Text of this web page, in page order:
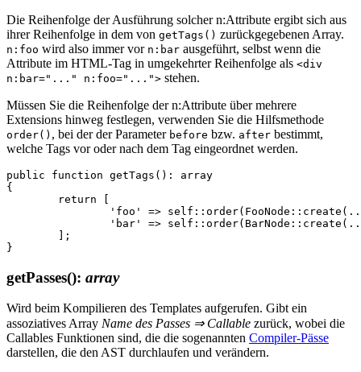
Die Reihenfolge der Ausführung solcher n:Attribute ergibt sich aus
ihrer Reihenfolge in dem von getTags() zurückgegebenen Array.
n:foo wird also immer vor n:bar ausgeführt, selbst wenn die
Attribute im HTML-Tag in umgekehrter Reihenfolge als <div
n:bar="..." n:foo="..."> stehen.
Müssen Sie die Reihenfolge der n:Attribute über mehrere
Extensions hinweg festlegen, verwenden Sie die Hilfsmethode
order() , bei der der Parameter before bzw. after bestimmt,
welche Tags vor oder nach dem Tag eingeordnet werden.
public function getTags(): array
{
getPasses(): array
Wird beim Kompilieren des Templates aufgerufen. Gibt ein
assoziatives Array Name des Passes ⇒ Callable zurück, wobei die
Callables Funktionen sind, die die sogenannten Compiler-Pässe
darstellen, die den AST durchlaufen und verändern.